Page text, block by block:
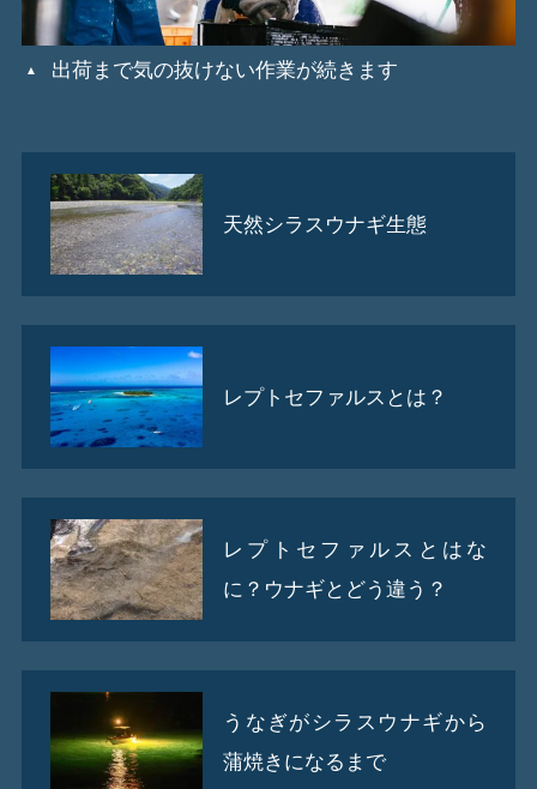
出荷まで気の抜けない作業が続きます
天然シラスウナギ生態
レプトセファルスとは？
レプトセファルスとはな
に？ウナギとどう違う？
うなぎがシラスウナギから
蒲焼きになるまで